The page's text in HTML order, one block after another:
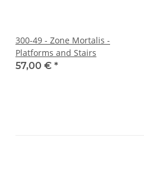
300-49 - Zone Mortalis -
Platforms and Stairs
57,00 € *